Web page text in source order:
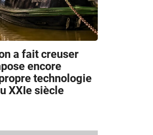
a fait creuser
encore
technologie
XXIe siècle